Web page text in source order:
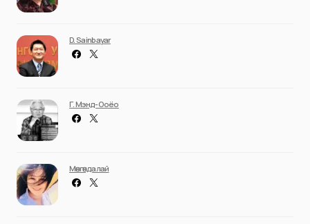
D. Sainbayar
Г. Мэнд-Ооёо
Мөнгөндалай